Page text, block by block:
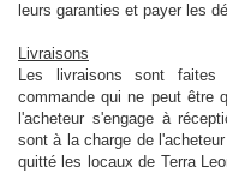
leurs garanties et payer les
Livraisons
Les livraisons sont
commande qui ne peut être
l'acheteur s'engage à
sont à la charge de
quitté les locaux de Terra